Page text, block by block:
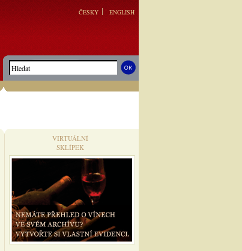
ČESKY ENGLISH
VIRTUÁLNÍ
SKLÍPEK